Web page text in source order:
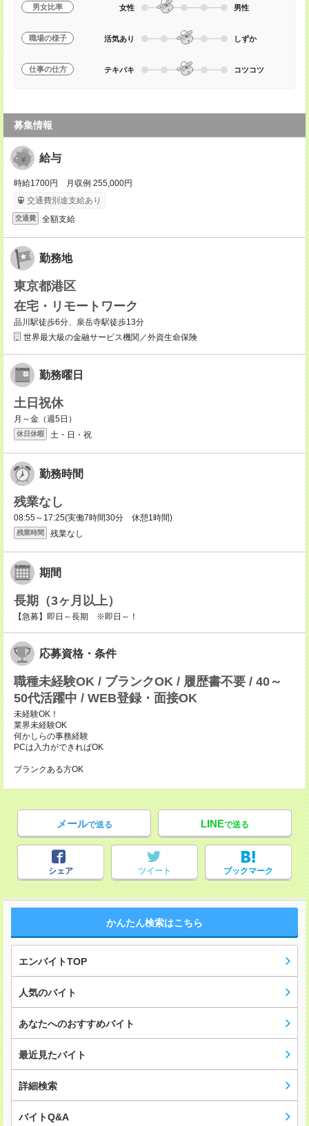
男女比率 女性 男性
職場の様子 活気あり しずか
仕事の仕方 テキパキ コツコツ
募集情報
給与
時給1700円 月収例 255,000円
交通費別途支給あり
交通費 全額支給
勤務地
東京都港区
在宅・リモートワーク
品川駅徒歩6分、泉岳寺駅徒歩13分
世界最大級の金融サービス機関／外資生命保険
勤務曜日
土日祝休
月～金（週5日）
休日休暇 土・日・祝
勤務時間
残業なし
08:55～17:25(実働7時間30分 休憩1時間)
残業時間 残業なし
期間
長期（3ヶ月以上）
【急募】即日～長期 ※即日～！
応募資格・条件
職種未経験OK / ブランクOK / 履歴書不要 / 40～
50代活躍中 / WEB登録・面接OK
未経験OK！
業界未経験OK
何かしらの事務経験
PCは入力ができればOK
ブランクある方OK
メールで送る LINEで送る
シェア ツイート ブックマーク
かんたん検索はこちら
エンバイトTOP
人気のバイト
あなたへのおすすめバイト
最近見たバイト
詳細検索
バイトQ&A